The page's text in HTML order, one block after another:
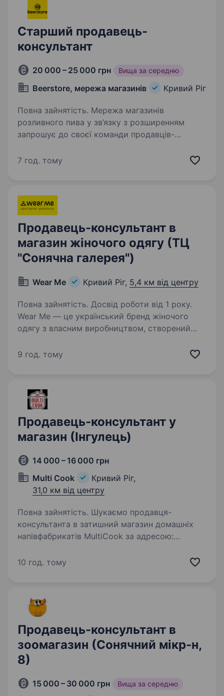
Старший продавець-
консультант
20 000 – 25 000 грн Вища за середню
Beerstore, мережа магазинів Кривий Ріг
Повна зайнятість. Мережа магазинів
розливного пива у зв’язку з розширенням
запрошує до своєї команди продавців-
20000 — 25000 грн та більше в залежності від
7 год. тому
Продавець-консультант в
магазин жіночого одягу (ТЦ
"Сонячна галерея")
Wear Me Кривий Ріг, 5,4 км від центру
Повна зайнятість. Досвід роботи від 1 року.
Wear Me — це український бренд жіночого
одягу з власним виробництвом, створений
жінок у гарний якісний одяг по фігурі не за всі
9 год. тому
Продавець-консультант у
магазин (Інгулець)
14 000 – 16 000 грн
Multi Cook
Кривий Ріг,
31,0 км від центру
Повна зайнятість. Шукаємо продавця-
консультанта в затишний магазин домашніх
напівфабрикатів MultiCook за адресою:
та проспект Перемоги, 11 Ми обожнюємо
10 год. тому
Продавець-консультант в
зоомагазин (Сонячний мікр-н,
8)
15 000 – 30 000 грн Вища за середню